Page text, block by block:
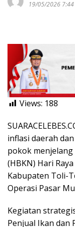
19/05/2026 7:44
Views: 188
inflasi daerah
pokok menjelang
(HBKN) Hari
Kabupaten Toli-
Operasi Pasar
Kegiatan
Penjual Ikan dan